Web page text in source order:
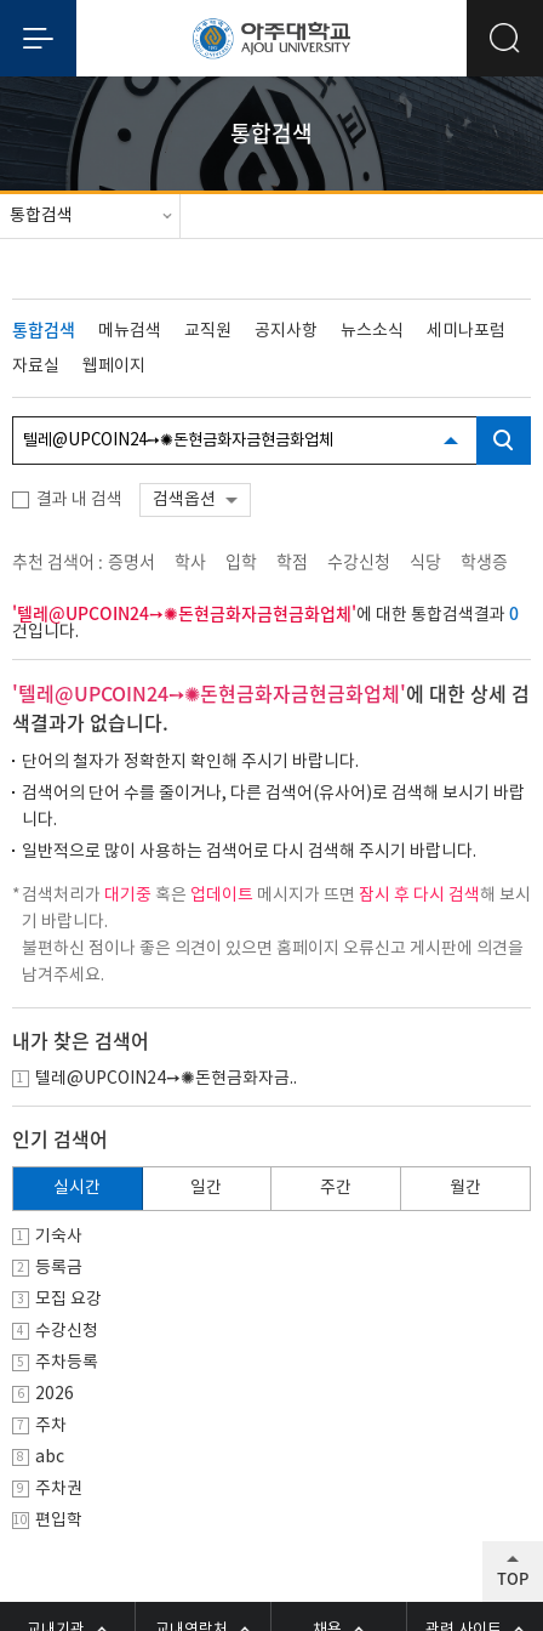
통합검색
통합검색
통합검색 메뉴검색 교직원 공지사항 뉴스소식
세미나포럼
자료실
웹페이지
결과 내 검색 검색옵션
추천 검색어 : 증명서 학사 입학 학점 수강신청 식당 학생증
'텔레@UPCOIN24➙✺돈현금화자금현금화업체'에 대한 통합검색결과 0
건입니다.
'텔레@UPCOIN24➙✺돈현금화자금현금화업체'에 대한 상세 검
색결과가 없습니다.
단어의 철자가 정확한지 확인해 주시기 바랍니다.
검색어의 단어 수를 줄이거나, 다른 검색어(유사어)로 검색해 보시기 바랍
니다.
일반적으로 많이 사용하는 검색어로 다시 검색해 주시기 바랍니다.
검색처리가 대기중 혹은 업데이트 메시지가 뜨면 잠시 후 다시 검색해 보시
기 바랍니다.
불편하신 점이나 좋은 의견이 있으면 홈페이지 오류신고 게시판에 의견을
남겨주세요.
내가 찾은 검색어
1 텔레@UPCOIN24➙✺돈현금화자금..
인기 검색어
실시간 일간 주간 월간
1 기숙사
2 등록금
3 모집 요강
4 수강신청
5 주차등록
6 2026
7 주차
8 abc
9 주차권
10 편입학
TOP